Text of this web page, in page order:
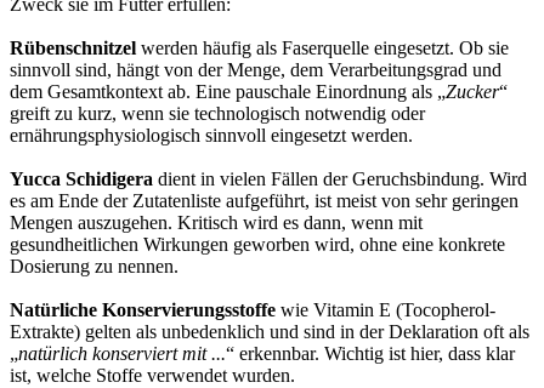
Zweck sie im Futter erfüllen:
Rübenschnitzel werden häufig als Faserquelle eingesetzt. Ob sie
sinnvoll sind, hängt von der Menge, dem Verarbeitungsgrad und
dem Gesamtkontext ab. Eine pauschale Einordnung als „Zucker“
greift zu kurz, wenn sie technologisch notwendig oder
ernährungsphysiologisch sinnvoll eingesetzt werden.
Yucca Schidigera dient in vielen Fällen der Geruchsbindung. Wird
es am Ende der Zutatenliste aufgeführt, ist meist von sehr geringen
Mengen auszugehen. Kritisch wird es dann, wenn mit
gesundheitlichen Wirkungen geworben wird, ohne eine konkrete
Dosierung zu nennen.
Natürliche Konservierungsstoffe wie Vitamin E (Tocopherol-
Extrakte) gelten als unbedenklich und sind in der Deklaration oft als
„natürlich konserviert mit ...“ erkennbar. Wichtig ist hier, dass klar
ist, welche Stoffe verwendet wurden.